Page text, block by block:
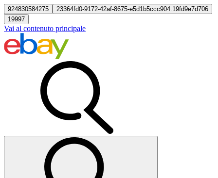
924830584275
23364fd0-9172-42af-8675-e5d1b5ccc904:19fd9e7d706
19997
Vai al contenuto principale